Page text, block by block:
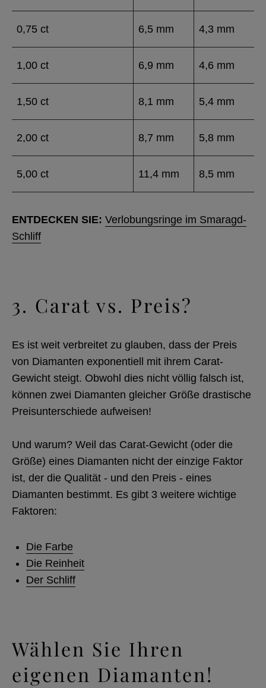
0,75 ct 6,5 mm 4,3 mm
1,00 ct 6,9 mm 4,6 mm
1,50 ct 8,1 mm 5,4 mm
2,00 ct 8,7 mm 5,8 mm
5,00 ct 11,4 mm 8,5 mm
ENTDECKEN SIE: Verlobungsringe im Smaragd-
Schliff
3. Carat vs. Preis?
Es ist weit verbreitet zu glauben, dass der Preis
von Diamanten exponentiell mit ihrem Carat-
Gewicht steigt. Obwohl dies nicht völlig falsch ist,
können zwei Diamanten gleicher Größe drastische
Preisunterschiede aufweisen!
Und warum? Weil das Carat-Gewicht (oder die
Größe) eines Diamanten nicht der einzige Faktor
ist, der die Qualität - und den Preis - eines
Diamanten bestimmt. Es gibt 3 weitere wichtige
Faktoren:
Die Farbe
Die Reinheit
Der Schliff
Wählen Sie Ihren
eigenen Diamanten!